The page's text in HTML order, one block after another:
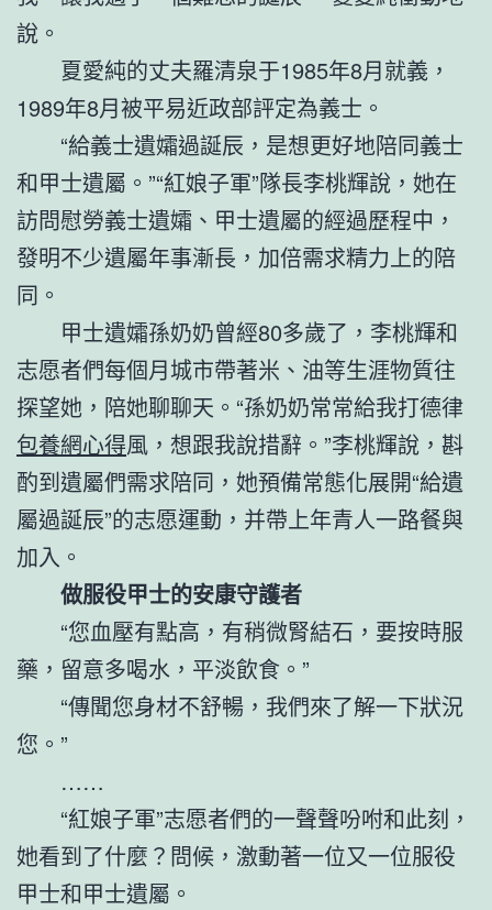
說。
夏愛純的丈夫羅清泉于1985年8月就義，
1989年8月被平易近政部評定為義士。
“給義士遺孀過誕辰，是想更好地陪同義士
和甲士遺屬。”“紅娘子軍”隊長李桃輝說，她在
訪問慰勞義士遺孀、甲士遺屬的經過歷程中，
發明不少遺屬年事漸長，加倍需求精力上的陪
同。
甲士遺孀孫奶奶曾經80多歲了，李桃輝和
志愿者們每個月城市帶著米、油等生涯物質往
探望她，陪她聊聊天。“孫奶奶常常給我打德律
包養網心得風，想跟我說措辭。”李桃輝說，斟
酌到遺屬們需求陪同，她預備常態化展開“給遺
屬過誕辰”的志愿運動，并帶上年青人一路餐與
加入。
做服役甲士的安康守護者
“您血壓有點高，有稍微腎結石，要按時服
藥，留意多喝水，平淡飲食。”
“傳聞您身材不舒暢，我們來了解一下狀況
您。”
……
“紅娘子軍”志愿者們的一聲聲吩咐和此刻，
她看到了什麼？問候，激動著一位又一位服役
甲士和甲士遺屬。